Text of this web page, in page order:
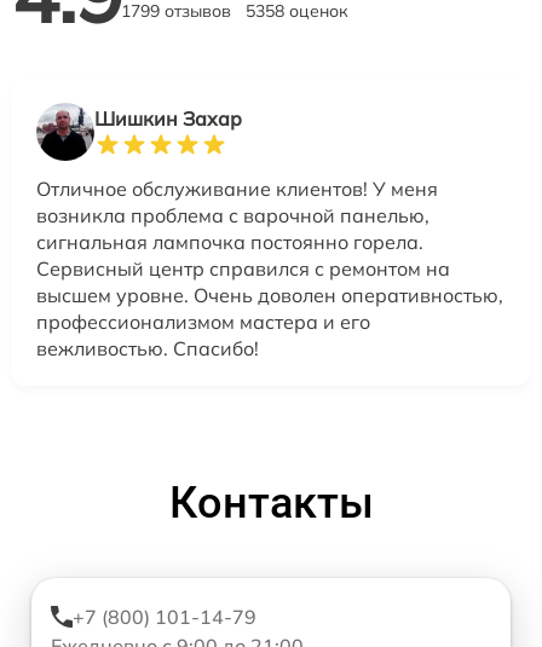
1799 отзывов 5358 оценок
Шишкин Захар
Отличное обслуживание клиентов! У меня
возникла проблема с варочной панелью,
сигнальная лампочка постоянно горела.
Сервисный центр справился с ремонтом на
высшем уровне. Очень доволен оперативностью,
профессионализмом мастера и его
вежливостью. Спасибо!
Контакты
+7 (800) 101-14-79